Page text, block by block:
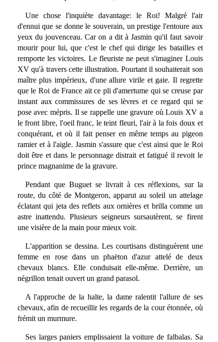
Une chose l'inquiète davantage: le Roi! Malgré l'air
d'ennui que se donne le souverain, un prestige l'entoure aux
yeux du jouvenceau. Car on a dit à Jasmin qu'il faut savoir
mourir pour lui, que c'est le chef qui dirige les batailles et
remporte les victoires. Le fleuriste ne peut s'imaginer Louis
XV qu'à travers cette illustration. Pourtant il souhaiterait son
maître plus impérieux, d'une allure virile et gaie. Il regrette
que le Roi de France ait ce pli d'amertume qui se creuse par
instant aux commissures de ses lèvres et ce regard qui se
pose avec mépris. Il se rappelle une gravure où Louis XV a
le front libre, l'oeil franc, le teint fleuri, l'air à la fois doux et
conquérant, et où il fait penser en même temps au pigeon
ramier et à l'aigle. Jasmin s'assure que c'est ainsi que le Roi
doit être et dans le personnage distrait et fatigué il revoit le
prince magnanime de la gravure.
Pendant que Buguet se livrait à ces réflexions, sur la
route, du côté de Montgeron, apparut au soleil un attelage
éclatant qui jeta des reflets aux ornières et brilla comme un
astre inattendu. Plusieurs seigneurs sursautèrent, se firent
une visière de la main pour mieux voir.
L'apparition se dessina. Les courtisans distinguèrent une
femme en rose dans un phaëton d'azur attelé de deux
chevaux blancs. Elle conduisait elle-même. Derrière, un
négrillon tenait ouvert un grand parasol.
A l'approche de la halte, la dame ralentit l'allure de ses
chevaux, afin de recueillir les regards de la cour étonnée, où
frémit un murmure.
Ses larges paniers emplissaient la voiture de falbalas. Sa